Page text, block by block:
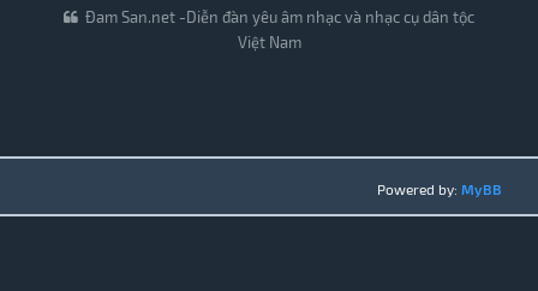
Đam San.net -Diễn đàn yêu âm nhạc và nhạc cụ dân tộc
Việt Nam
Powered by: MyBB